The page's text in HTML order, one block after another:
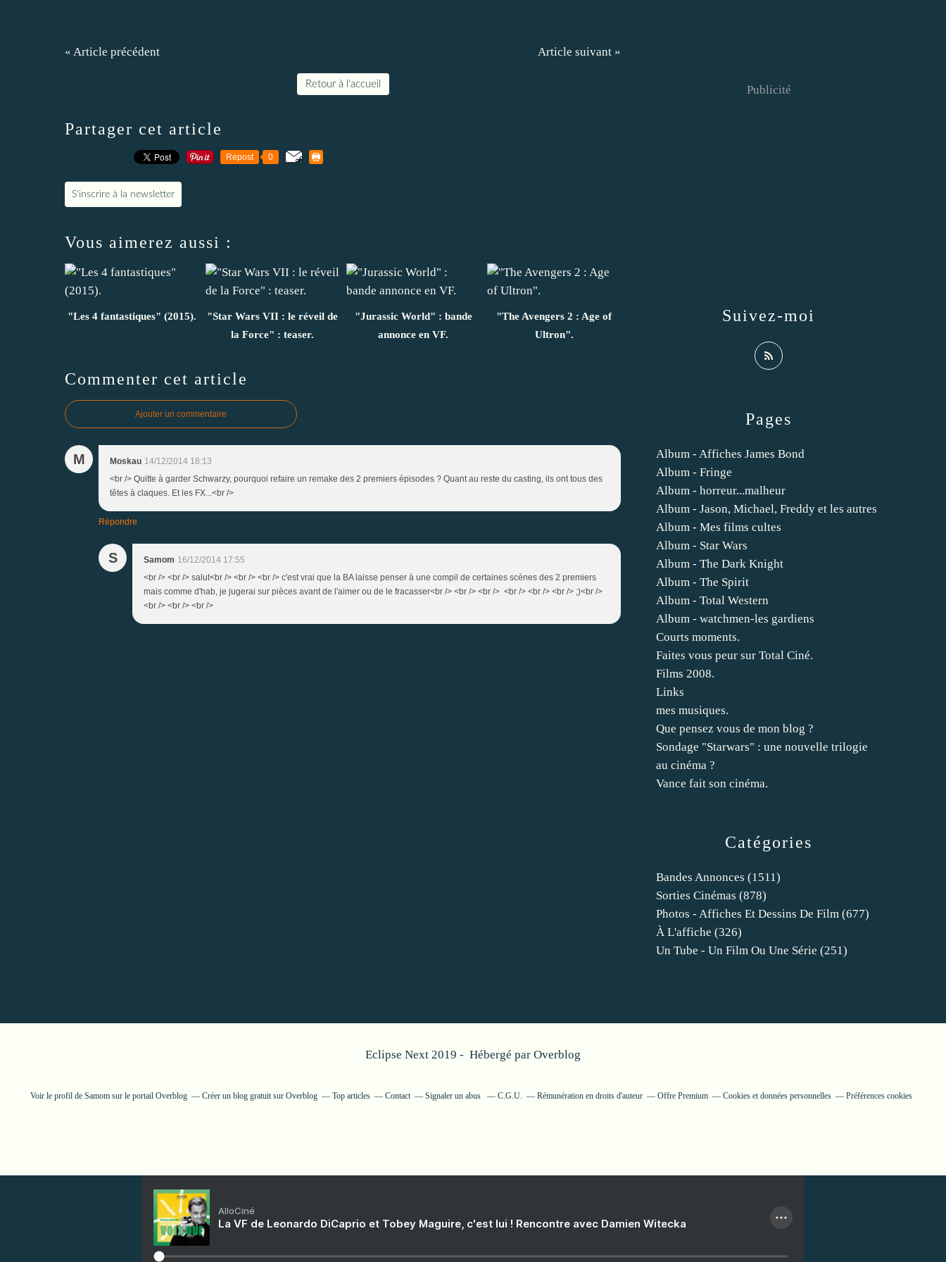
« Article précédent Article suivant »
Retour à l'accueil
Partager cet article
Repost 0
S'inscrire à la newsletter
Vous aimerez aussi :
"Les 4 fantastiques" (2015).
"Star Wars VII : le réveil de
la Force" : teaser.
"Jurassic World" : bande
annonce en VF.
"The Avengers 2 : Age of
Ultron".
Commenter cet article
Ajouter un commentaire
M Moskau 14/12/2014 18:13
<br /> Quitte à garder Schwarzy, pourquoi refaire un remake des 2 premiers épisodes ? Quant au reste du casting, ils ont tous des
têtes à claques. Et les FX...<br />
Répondre
S Samom 16/12/2014 17:55
<br /> <br /> salut<br /> <br /> <br /> c'est vrai que la BA laisse penser à une compil de certaines scènes des 2 premiers
mais comme d'hab, je jugerai sur pièces avant de l'aimer ou de le fracasser<br /> <br /> <br /> <br /> <br /> <br /> ;)<br />
<br /> <br /> <br />
Catégories
Bandes Annonces (1511)
Sorties Cinémas (878)
Photos - Affiches Et Dessins De Film (677)
À L'affiche (326)
Un Tube - Un Film Ou Une Série (251)
Pages
Album - Affiches James Bond
Album - Fringe
Album - horreur...malheur
Album - Jason, Michael, Freddy et les autres
Album - Mes films cultes
Album - Star Wars
Album - The Dark Knight
Album - The Spirit
Album - Total Western
Album - watchmen-les gardiens
Courts moments.
Faites vous peur sur Total Ciné.
Films 2008.
Links
mes musiques.
Que pensez vous de mon blog ?
Sondage "Starwars" : une nouvelle trilogie
au cinéma ?
Vance fait son cinéma.
Suivez-moi
Publicité
Eclipse Next 2019 - Hébergé par Overblog
Voir le profil de Samomsur le portail Overblog Créer un blog gratuit sur Overblog Top articles Contact Signaler un abus C.G.U. Rémunération en droits d'auteur Offre Premium Cookies et données personnelles Préférences cookies
AlloCiné
La VF de Leonardo DiCaprio et Tobey Maguire, c'est lui ! Rencontre avec Damien Witecka